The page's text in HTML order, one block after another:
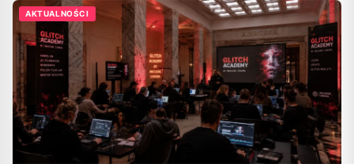
AKTUALNOŚCI